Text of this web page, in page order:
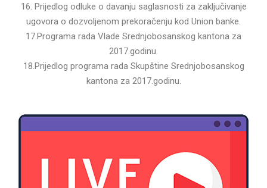
16. Prijedlog odluke o davanju saglasnosti za zaključivanje
ugovora o dozvoljenom prekoračenju kod Union banke.
17.Programa rada Vlade Srednjobosanskog kantona za
2017.godinu.
18.Prijedlog programa rada Skupštine Srednjobosanskog
kantona za 2017.godinu.